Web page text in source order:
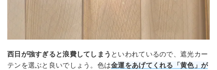
西日が強すぎると浪費してしまう といわれているので、遮光カー
テンを選ぶと良いでしょう。色は金運をあげてくれる「黄色」が